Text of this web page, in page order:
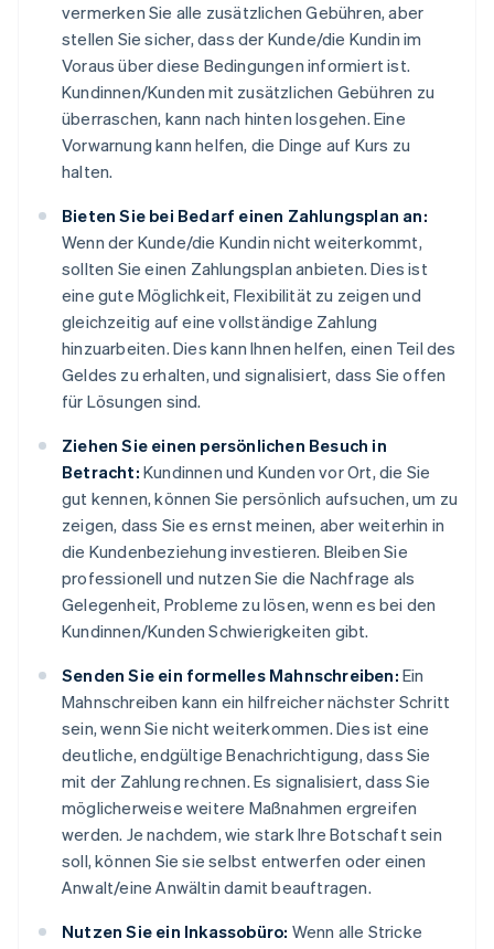
vermerken Sie alle zusätzlichen Gebühren, aber
stellen Sie sicher, dass der Kunde/die Kundin im
Voraus über diese Bedingungen informiert ist.
Kundinnen/Kunden mit zusätzlichen Gebühren zu
überraschen, kann nach hinten losgehen. Eine
Vorwarnung kann helfen, die Dinge auf Kurs zu
halten.
Bieten Sie bei Bedarf einen Zahlungsplan an:
Wenn der Kunde/die Kundin nicht weiterkommt,
sollten Sie einen Zahlungsplan anbieten. Dies ist
eine gute Möglichkeit, Flexibilität zu zeigen und
gleichzeitig auf eine vollständige Zahlung
hinzuarbeiten. Dies kann Ihnen helfen, einen Teil des
Geldes zu erhalten, und signalisiert, dass Sie offen
für Lösungen sind.
Ziehen Sie einen persönlichen Besuch in
Betracht: Kundinnen und Kunden vor Ort, die Sie
gut kennen, können Sie persönlich aufsuchen, um zu
zeigen, dass Sie es ernst meinen, aber weiterhin in
die Kundenbeziehung investieren. Bleiben Sie
professionell und nutzen Sie die Nachfrage als
Gelegenheit, Probleme zu lösen, wenn es bei den
Kundinnen/Kunden Schwierigkeiten gibt.
Senden Sie ein formelles Mahnschreiben: Ein
Mahnschreiben kann ein hilfreicher nächster Schritt
sein, wenn Sie nicht weiterkommen. Dies ist eine
deutliche, endgültige Benachrichtigung, dass Sie
mit der Zahlung rechnen. Es signalisiert, dass Sie
möglicherweise weitere Maßnahmen ergreifen
werden. Je nachdem, wie stark Ihre Botschaft sein
soll, können Sie sie selbst entwerfen oder einen
Anwalt/eine Anwältin damit beauftragen.
Nutzen Sie ein Inkassobüro: Wenn alle Stricke